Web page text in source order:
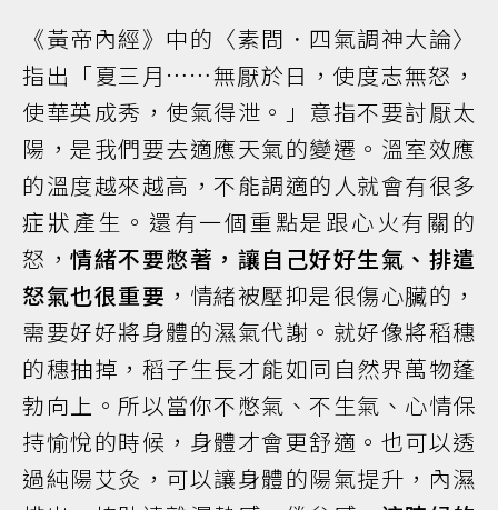
《黃帝內經》中的〈素問．四氣調神大論〉
指出「夏三月……無厭於日，使度志無怒，
使華英成秀，使氣得泄。」意指不要討厭太
陽，是我們要去適應天氣的變遷。溫室效應
的溫度越來越高，不能調適的人就會有很多
症狀產生。還有一個重點是跟心火有關的
怒， 情緒不要憋著，讓自己好好生氣、排遣
怒氣也很重要 ，情緒被壓抑是很傷心臟的，
需要好好將身體的濕氣代謝。就好像將稻穗
的穗抽掉，稻子生長才能如同自然界萬物蓬
勃向上。所以當你不憋氣、不生氣、心情保
持愉悅的時候，身體才會更舒適。也可以透
過純陽艾灸，可以讓身體的陽氣提升，內濕